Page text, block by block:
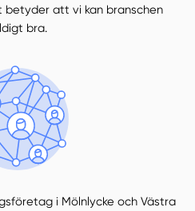
betyder att vi kan branschen
bra.
i Mölnlycke och Västra